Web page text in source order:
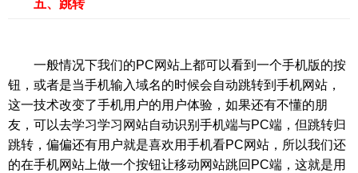
五、跳转
一般情况下我们的PC网站上都可以看到一个手机版的按
钮，或者是当手机输入域名的时候会自动跳转到手机网站，
这一技术改变了手机用户的用户体验，如果还有不懂的朋
友，可以去学习学习网站自动识别手机端与PC端，但跳转归
跳转，偏偏还有用户就是喜欢用手机看PC网站，所以我们还
的在手机网站上做一个按钮让移动网站跳回PC端，这就是用